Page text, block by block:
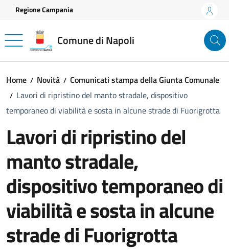
Vai ai contenuti
Vai al footer
Regione Campania
Comune di Napoli
Home Novità
Comunicati stampa della Giunta Comunale
Lavori di ripristino del manto stradale, dispositivo
temporaneo di viabilità e sosta in alcune strade di Fuorigrotta
Lavori di ripristino del
manto stradale,
dispositivo temporaneo di
viabilità e sosta in alcune
strade di Fuorigrotta